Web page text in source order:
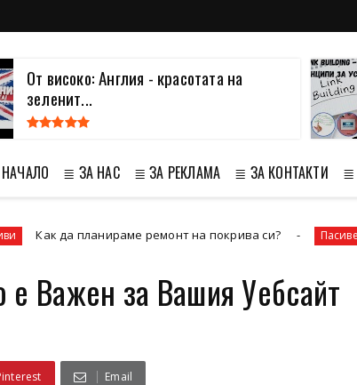
От високо: Англия - красотата на
зеленит...
≣ ЗА НАС ≣ ЗА РЕКЛАМА ≣ ЗА КОНТАКТИ ≣
планираме ремонт на покрива си? Пасивен доход
Важен за Вашия Уебсайт
Email